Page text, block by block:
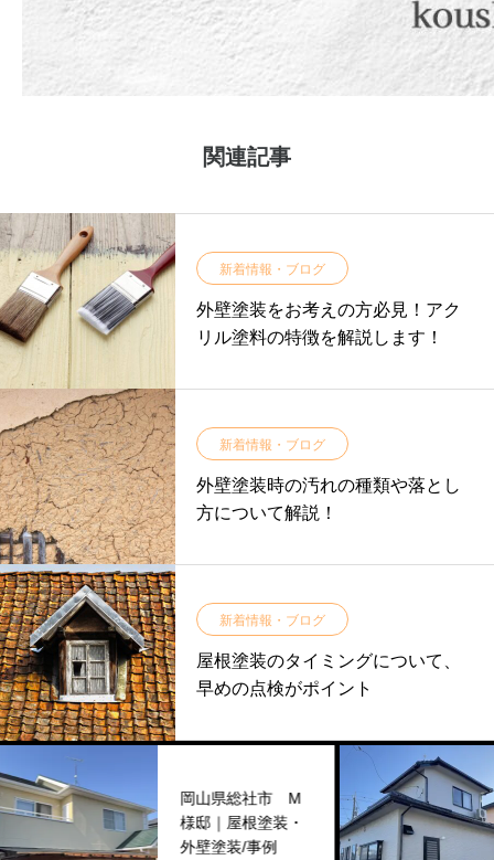
関連記事
新着情報・ブログ
外壁塗装をお考えの方必見！アク
リル塗料の特徴を解説します！
新着情報・ブログ
外壁塗装時の汚れの種類や落とし
方について解説！
新着情報・ブログ
屋根塗装のタイミングについて、
早めの点検がポイント
岡山県総社市 M
様邸｜屋根塗装・
外壁塗装/事例